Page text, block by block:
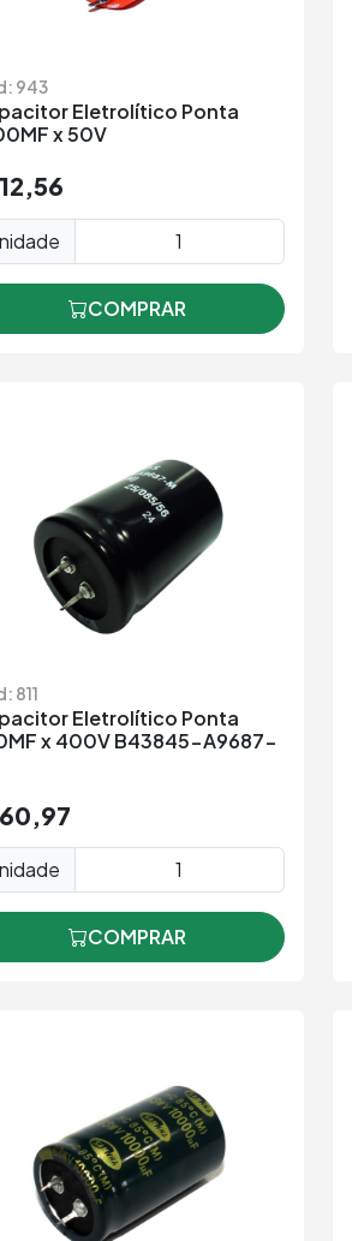
943
Eletrolítico Ponta
x 50V
12,56
COMPRAR
811
Eletrolítico Ponta
x 400V B43845-A9687-
60,97
COMPRAR